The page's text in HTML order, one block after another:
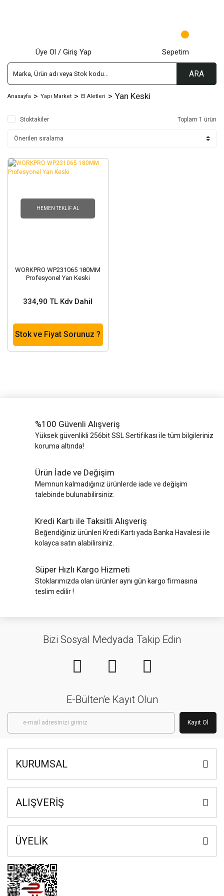
ARA
Üye Ol / Giriş Yap Sepetim
Anasayfa Yapı Market El Aletleri Yan Keski
Stoktakiler Toplam 1 ürün
HEMEN TEKLIF AL
WORKPRO WP231065 180MM
Profesyonel Yan Keski
334,90 TL Kdv Dahil
Stok ve Fiyat Sorunuz ?
%100 Güvenli Alışveriş
Yüksek güvenlikli 256bit SSL Sertifikası ile tüm bilgileriniz
koruma altında!
Ürün İade ve Değişim
Memnun kalmadığınız ürünlerde iade ve değişim
talebinde bulunabilirsiniz.
Kredi Kartı ile Taksitli Alışveriş
Beğendiğiniz ürünleri Kredi Kartı yada Banka Havalesi ile
kolayca satın alabilirsiniz.
Süper Hızlı Kargo Hizmeti
Stoklarımızda olan ürünler aynı gün kargo firmasına
teslim edilir !
Bizi Sosyal Medyada Takip Edin
E-Bülten'e Kayıt Olun
Kayıt Ol
KURUMSAL
ALIŞVERİŞ
ÜYELİK